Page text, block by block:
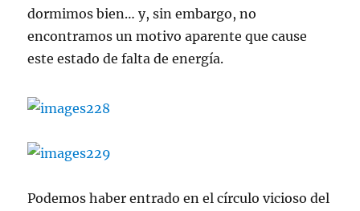
dormimos bien… y, sin embargo, no
encontramos un motivo aparente que cause
este estado de falta de energía.
Podemos haber entrado en el círculo vicioso del